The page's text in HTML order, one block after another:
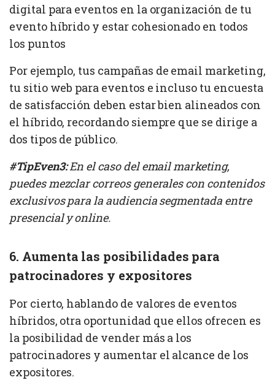
digital para eventos en la organización de tu
evento híbrido y estar cohesionado en todos
los puntos
Por ejemplo, tus campañas de email marketing,
tu sitio web para eventos e incluso tu encuesta
de satisfacción deben estar bien alineados con
el híbrido, recordando siempre que se dirige a
dos tipos de público.
#TipEven3:En el caso del email marketing,
puedes mezclar correos generales con contenidos
exclusivos para la audiencia segmentada entre
presencial y online.
6. Aumenta las posibilidades para
patrocinadores y expositores
Por cierto, hablando de valores de eventos
híbridos, otra oportunidad que ellos ofrecen es
la posibilidad de vender más a los
patrocinadores y aumentar el alcance de los
expositores.